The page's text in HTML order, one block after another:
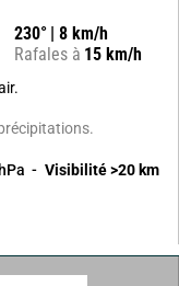
230° 8 km/h
Rafales à 15 km/h
Visibilité >20 km